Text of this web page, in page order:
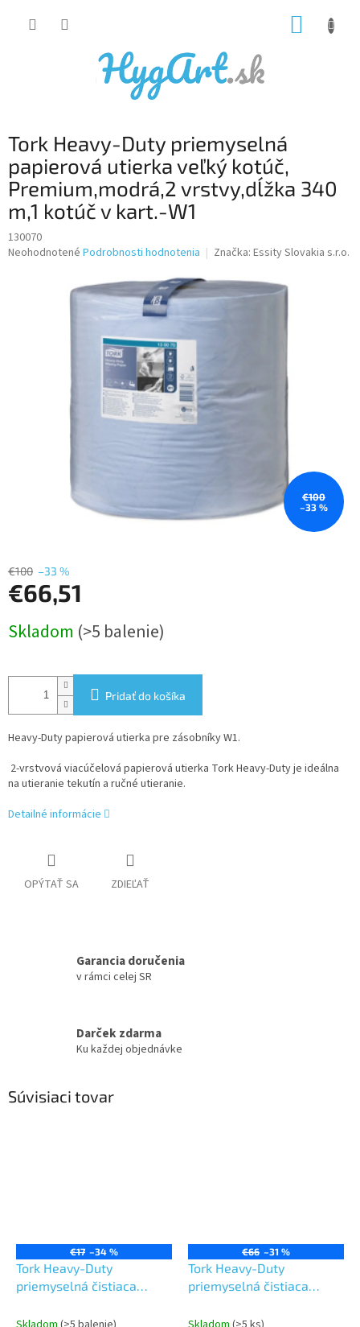
Tork Heavy-Duty priemyselná
papierová utierka veľký kotúč,
Premium,modrá,2 vrstvy,dĺžka 340
m,1 kotúč v kart.-W1
130070
Priemerné
Neohodnotené Podrobnosti hodnotenia Značka: Essity Slovakia s.r.o.
€100
–33 %
€100 –33 %
€66,51
cena:
Skladom (>5 balenie)
Pridať do košíka
Heavy-Duty papierová utierka pre zásobníky W1.
2-vrstvová viacúčelová papierová utierka Tork Heavy-Duty je ideálna
na utieranie tekutín a ručné utieranie.
Detailné informácie
OPÝTAŤ SA ZDIEĽAŤ
Garancia doručenia
v rámci celej SR
Darček zdarma
Ku každej objednávke
Súvisiaci tovar
€17 –34 %
Tork Heavy-Duty
priemyselná čistiaca
netkanej textílie,
€66 –31 %
Tork Heavy-Duty
priemyselná čistiaca
netkanej